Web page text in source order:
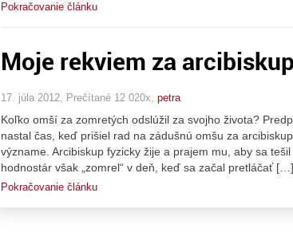
Pokračovanie článku
Moje rekviem za
17. júla 2012, Prečítané 12 020x, petra
Koľko omší za zomretých odslúžil za svojho života?
nastal čas, keď prišiel rad na zádušnú omšu za
význame. Arcibiskup fyzicky žije a prajem mu, aby sa
hodnostár však „zomrel“ v deň, keď sa začal pretláčať […]
Pokračovanie článku